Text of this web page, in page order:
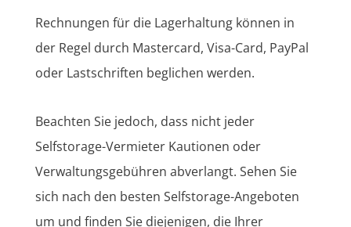
Rechnungen für die Lagerhaltung können in
der Regel durch Mastercard, Visa-Card, PayPal
oder Lastschriften beglichen werden.
Beachten Sie jedoch, dass nicht jeder
Selfstorage-Vermieter Kautionen oder
Verwaltungsgebühren abverlangt. Sehen Sie
sich nach den besten Selfstorage-Angeboten
um und finden Sie diejenigen, die Ihrer